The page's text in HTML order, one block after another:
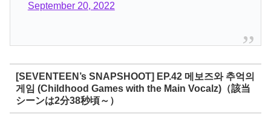
September 20, 2022
[SEVENTEEN’s SNAPSHOOT] EP.42 메보즈와 추억의
게임 (Childhood Games with the Main Vocalz)（該当
シーンは2分38秒頃～）